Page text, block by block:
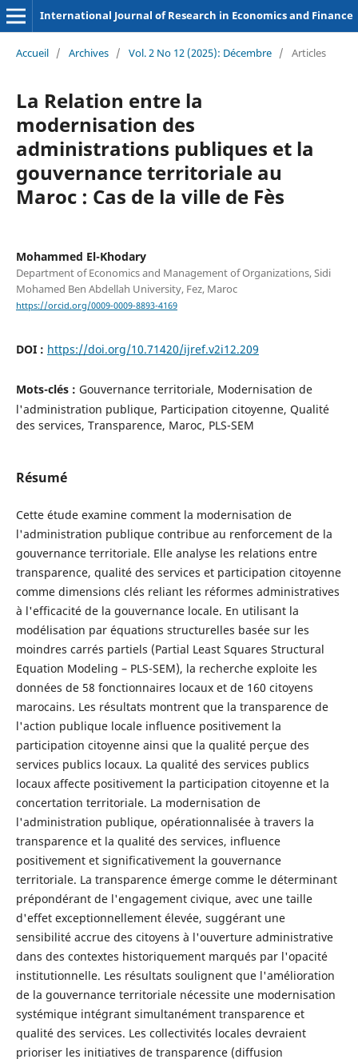
International Journal of Research in Economics and Finance
Accueil / Archives / Vol. 2 No 12 (2025): Décembre / Articles
La Relation entre la
modernisation des
administrations publiques et la
gouvernance territoriale au
Maroc : Cas de la ville de Fès
Mohammed El-Khodary
Department of Economics and Management of Organizations, Sidi
Mohamed Ben Abdellah University, Fez, Maroc
https://orcid.org/0009-0009-8893-4169
DOI : https://doi.org/10.71420/ijref.v2i12.209
Mots-clés : Gouvernance territoriale, Modernisation de
l'administration publique, Participation citoyenne, Qualité
des services, Transparence, Maroc, PLS-SEM
Résumé
Cette étude examine comment la modernisation de
l'administration publique contribue au renforcement de la
gouvernance territoriale. Elle analyse les relations entre
transparence, qualité des services et participation citoyenne
comme dimensions clés reliant les réformes administratives
à l'efficacité de la gouvernance locale. En utilisant la
modélisation par équations structurelles basée sur les
moindres carrés partiels (Partial Least Squares Structural
Equation Modeling – PLS-SEM), la recherche exploite les
données de 58 fonctionnaires locaux et de 160 citoyens
marocains. Les résultats montrent que la transparence de
l'action publique locale influence positivement la
participation citoyenne ainsi que la qualité perçue des
services publics locaux. La qualité des services publics
locaux affecte positivement la participation citoyenne et la
concertation territoriale. La modernisation de
l'administration publique, opérationnalisée à travers la
transparence et la qualité des services, influence
positivement et significativement la gouvernance
territoriale. La transparence émerge comme le déterminant
prépondérant de l'engagement civique, avec une taille
d'effet exceptionnellement élevée, suggérant une
sensibilité accrue des citoyens à l'ouverture administrative
dans des contextes historiquement marqués par l'opacité
institutionnelle. Les résultats soulignent que l'amélioration
de la gouvernance territoriale nécessite une modernisation
systémique intégrant simultanément transparence et
qualité des services. Les collectivités locales devraient
prioriser les initiatives de transparence (diffusion